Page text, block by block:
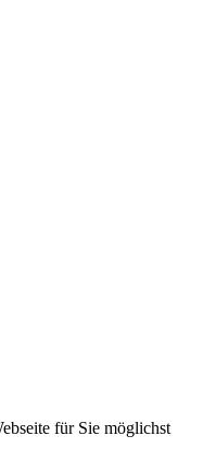
für Sie möglichst